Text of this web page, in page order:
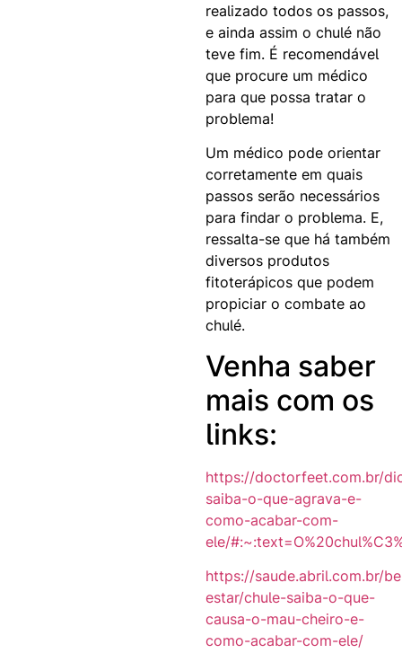
realizado todos os passos,
e ainda assim o chulé não
teve fim. É recomendável
que procure um médico
para que possa tratar o
problema!
Um médico pode orientar
corretamente em quais
passos serão necessários
para findar o problema. E,
ressalta-se que há também
diversos produtos
fitoterápicos que podem
propiciar o combate ao
chulé.
Venha saber
mais com os
links:
https://doctorfeet.com.br/
saiba-o-que-agrava-e-
como-acabar-com-
ele/
https://saude.abril.com.br/
estar/chule-saiba-o-que-
causa-o-mau-cheiro-e-
como-acabar-com-ele/